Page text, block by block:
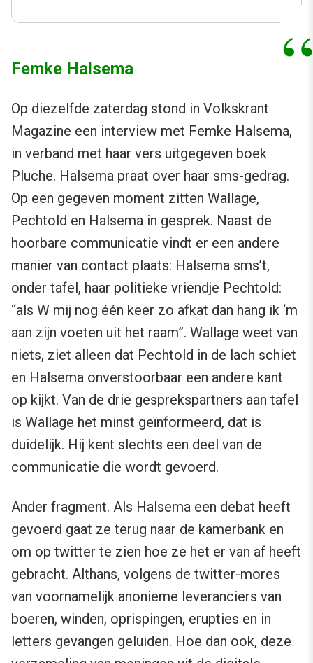
Femke Halsema
Op diezelfde zaterdag stond in Volkskrant
Magazine een interview met Femke Halsema,
in verband met haar vers uitgegeven boek
Pluche. Halsema praat over haar sms-gedrag.
Op een gegeven moment zitten Wallage,
Pechtold en Halsema in gesprek. Naast de
hoorbare communicatie vindt er een andere
manier van contact plaats: Halsema sms’t,
onder tafel, haar politieke vriendje Pechtold:
“als W mij nog één keer zo afkat dan hang ik ‘m
aan zijn voeten uit het raam”. Wallage weet van
niets, ziet alleen dat Pechtold in de lach schiet
en Halsema onverstoorbaar een andere kant
op kijkt. Van de drie gesprekspartners aan tafel
is Wallage het minst geïnformeerd, dat is
duidelijk. Hij kent slechts een deel van de
communicatie die wordt gevoerd.
Ander fragment. Als Halsema een debat heeft
gevoerd gaat ze terug naar de kamerbank en
om op twitter te zien hoe ze het er van af heeft
gebracht. Althans, volgens de twitter-mores
van voornamelijk anonieme leveranciers van
boeren, winden, oprispingen, erupties en in
letters gevangen geluiden. Hoe dan ook, deze